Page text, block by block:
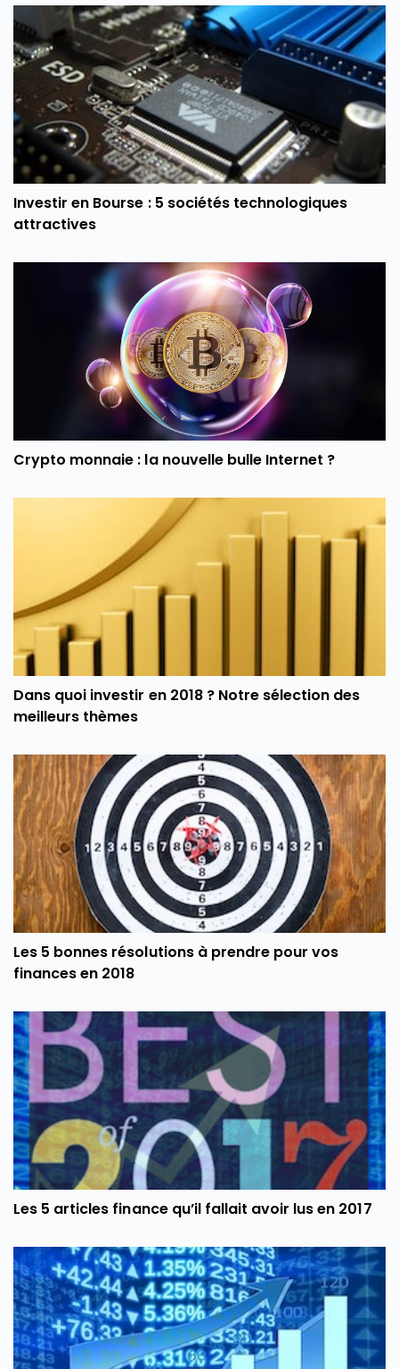
Investir en Bourse : 5 sociétés technologiques
attractives
Crypto monnaie : la nouvelle bulle Internet ?
Dans quoi investir en 2018 ? Notre sélection des
meilleurs thèmes
Les 5 bonnes résolutions à prendre pour vos
finances en 2018
Les 5 articles finance qu’il fallait avoir lus en 2017